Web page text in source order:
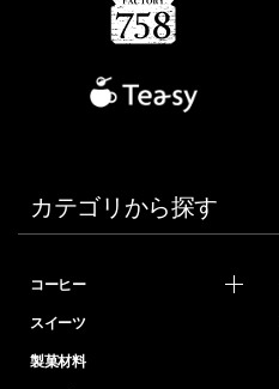
カテゴリから探す
コーヒー
スイーツ
製菓材料